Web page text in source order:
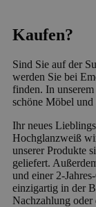
Kaufen?
Sind Sie auf der
werden Sie bei
finden. In
schöne Möbel
Ihr neues
Hochglanzweiß
unserer Produkte
geliefert.
und einer 2-
einzigartig in der
Nachzahlung oder